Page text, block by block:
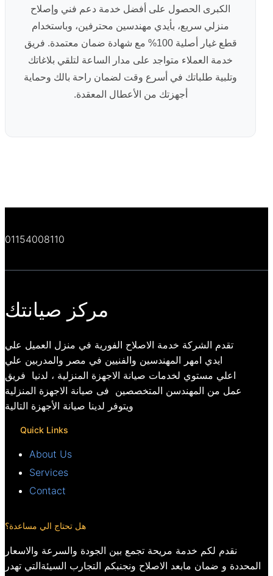
الكبرى الحصول على أفضل خدمة دعم فني وإصلاح
منزلي سريع، بأيدي مهندسين محترفين، وباستخدام
قطع غيار أصلية 100% مع شهادة ضمان معتمدة. فريق
خدمة العملاء متواجد على مدار الساعة لتلقي بلاغاتك
وتلبية طلباتك في أسرع وقت لضمان راحة بالك وحماية
أجهزتك من الأعطال المعقدة.
01154008110
مركز صيانتك
تقدم الشركة خدمة الاصلاح الفورية في منزل العميل علي
ايدي امهر المهندسين والفنيين في مصر والمدربين علي
اعلي مستوي لخدمات صيانة الاجهزة المنزلية ، لدنيا فريق
عمل من المهندسن المتخصصين فى صيانة الاجهزة المنزلية
ويتوفر لدينا صيانة الأجهزة التالية
Quick Links
About Us
Services
Contact
هل تحتاج الي مساعدة؟
نقدم لكم خدمة مريحة تجمع بين الجودة والسرعة والاسعار
المحددة و ضمان مابعد الاصلاح ونجنبكم التجارب السيئةالتي تهدر